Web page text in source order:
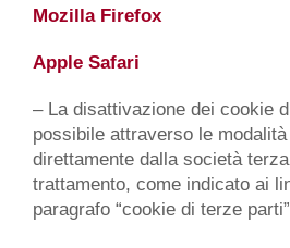
Mozilla Firefox
Apple Safari
– La disattivazione dei cookie
possibile attraverso le
direttamente dalla società
trattamento, come indicato ai
paragrafo “cookie di terze parti”